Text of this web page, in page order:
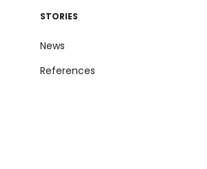
STORIES
News
References